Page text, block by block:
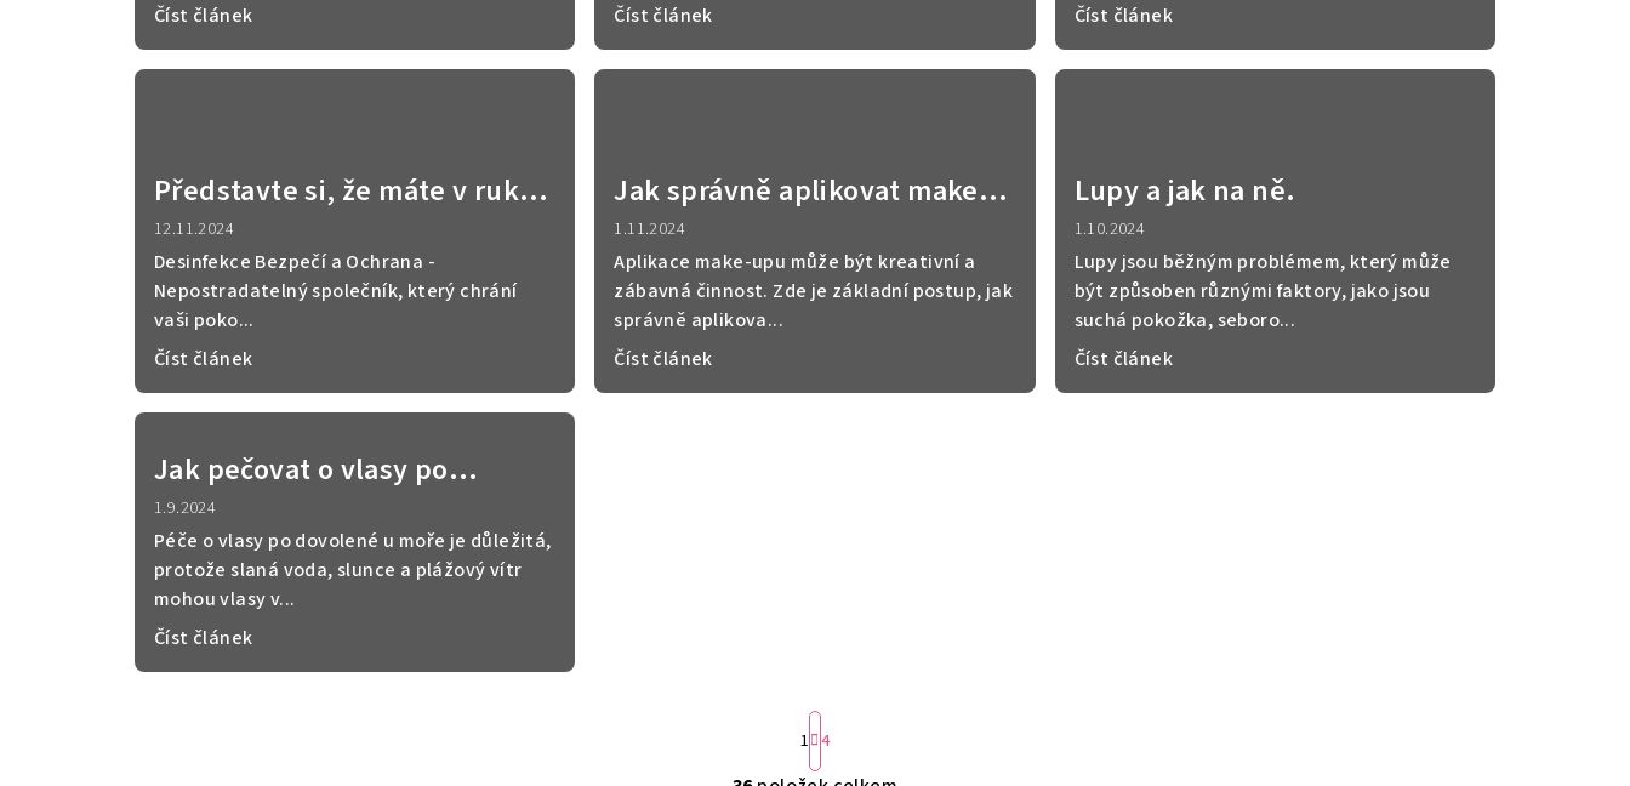
Číst článek
Číst článek
Číst článek
Představte si, že máte v rukou
něco víc než jen obyčejnou
kolínskou vodu – máte
všestranného pomocníka pro
moderního muže, který si
zakládá na dokonalé péči a
osobním stylu.
12.11.2024
Desinfekce Bezpečí a Ochrana -
Nepostradatelný společník, který chrání
vaši poko...
Číst článek
Jak správně aplikovat make-
up
1.11.2024
Aplikace make-upu může být kreativní a
zábavná činnost. Zde je základní postup, jak
správně aplikova...
Číst článek
Lupy a jak na ně.
1.10.2024
Lupy jsou běžným problémem, který může
být způsoben různými faktory, jako jsou
suchá pokožka, seboro...
Číst článek
Jak pečovat o vlasy po
dovolené u moře
1.9.2024
Péče o vlasy po dovolené u moře je důležitá,
protože slaná voda, slunce a plážový vítr
mohou vlasy v...
Číst článek
S
t
r
1 4